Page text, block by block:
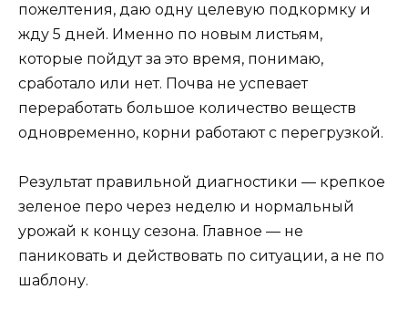
пожелтения, даю одну целевую подкормку и
жду 5 дней. Именно по новым листьям,
которые пойдут за это время, понимаю,
сработало или нет. Почва не успевает
переработать большое количество веществ
одновременно, корни работают с перегрузкой.
Результат правильной диагностики — крепкое
зеленое перо через неделю и нормальный
урожай к концу сезона. Главное — не
паниковать и действовать по ситуации, а не по
шаблону.